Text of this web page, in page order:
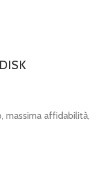
massima affidabilità,